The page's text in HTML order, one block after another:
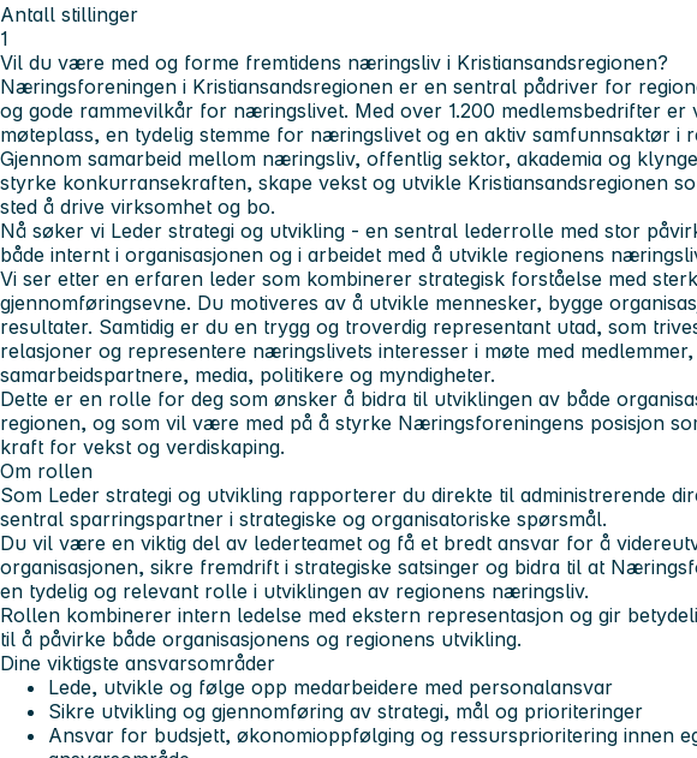
Antall stillinger
1
Vil du være med og forme fremtidens næringsliv i Kristiansandsregionen?
Næringsforeningen i Kristiansandsregionen er en sentral pådriver for
og gode rammevilkår for næringslivet. Med over 1.200 medlemsbedrifter er
møteplass, en tydelig stemme for næringslivet og en aktiv samfunnsaktør i
Gjennom samarbeid mellom næringsliv, offentlig sektor, akademia og
styrke konkurransekraften, skape vekst og utvikle Kristiansandsregionen
sted å drive virksomhet og bo.
Nå søker vi Leder strategi og utvikling - en sentral lederrolle med stor
både internt i organisasjonen og i arbeidet med å utvikle regionens
Vi ser etter en erfaren leder som kombinerer strategisk forståelse med sterk
gjennomføringsevne. Du motiveres av å utvikle mennesker, bygge
resultater. Samtidig er du en trygg og troverdig representant utad, som
relasjoner og representere næringslivets interesser i møte med medlemmer,
samarbeidspartnere, media, politikere og myndigheter.
Dette er en rolle for deg som ønsker å bidra til utviklingen av både
regionen, og som vil være med på å styrke Næringsforeningens posisjon
kraft for vekst og verdiskaping.
Om rollen
Som Leder strategi og utvikling rapporterer du direkte til administrerende
sentral sparringspartner i strategiske og organisatoriske spørsmål.
Du vil være en viktig del av lederteamet og få et bredt ansvar for å
organisasjonen, sikre fremdrift i strategiske satsinger og bidra til at
en tydelig og relevant rolle i utviklingen av regionens næringsliv.
Rollen kombinerer intern ledelse med ekstern representasjon og gir
til å påvirke både organisasjonens og regionens utvikling.
Dine viktigste ansvarsområder
Lede, utvikle og følge opp medarbeidere med personalansvar
Sikre utvikling og gjennomføring av strategi, mål og prioriteringer
Ansvar for budsjett, økonomioppfølging og ressursprioritering innen